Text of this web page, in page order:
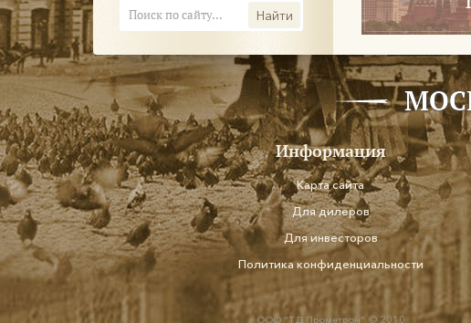
Информация
Карта сайта
Для дилеров
Для инвесторов
Политика конфиденциальности
ООО “ТД Прометрон” © 2010